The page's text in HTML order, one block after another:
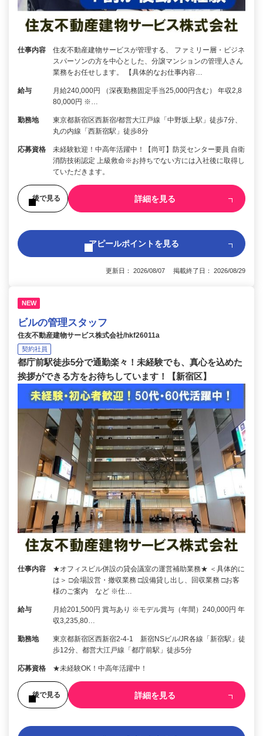
仕事内容
住友不動産建物サービスが管理する、 ファミリー層・ビジネ
スパーソンの方を中心とした、分譲マンションの管理人さん
業務をお任せします。 【具体的なお仕事内容…
給与
月給240,000円 （深夜勤務固定手当25,000円含む） 年収2,8
80,000円 ※…
勤務地
東京都新宿区西新宿/都営大江戸線「中野坂上駅」徒歩7分、
丸の内線「西新宿駅」徒歩8分
応募資格
未経験歓迎！中高年活躍中！【尚可】防災センター要員 自衛
消防技術認定 上級救命※お持ちでない方には入社後に取得し
ていただきます。
後で見る 詳細を見る
アピールポイントを見る
更新日： 2026/08/07 掲載終了日： 2026/08/29
NEW
ビルの管理スタッフ
住友不動産建物サービス株式会社/hkf26011a
契約社員
都庁前駅徒歩5分で通勤楽々！未経験でも、真心を込めた
挨拶ができる方をお待ちしています！【新宿区】
仕事内容
★オフィスビル併設の貸会議室の運営補助業務★ ＜具体的に
は＞ □会場設営・撤収業務 □設備貸し出し、回収業務 □お客
様のご案内 など ※仕…
給与
月給201,500円 賞与あり ※モデル賞与（年間）240,000円 年
収3,235,80…
勤務地
東京都新宿区西新宿2-4-1 新宿NSビル/JR各線「新宿駅」徒
歩12分、都営大江戸線「都庁前駅」徒歩5分
応募資格 ★未経験OK！中高年活躍中！
後で見る 詳細を見る